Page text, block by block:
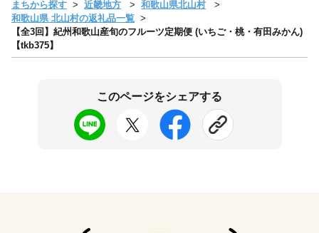
まちから探す 近畿地方
和歌山県北山村
和歌山県 北山村の返礼品一覧
【全3回】紀州和歌山産旬のフルーツ定期便 (いちご・桃・有田みかん)
【tkb375】
このページをシェアする